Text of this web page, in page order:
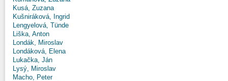
Kusá, Zuzana
Kušniráková, Ingrid
Lengyelová, Tünde
Liška, Anton
Londák, Miroslav
Londáková, Elena
Lukačka, Ján
Lysý, Miroslav
Macho, Peter